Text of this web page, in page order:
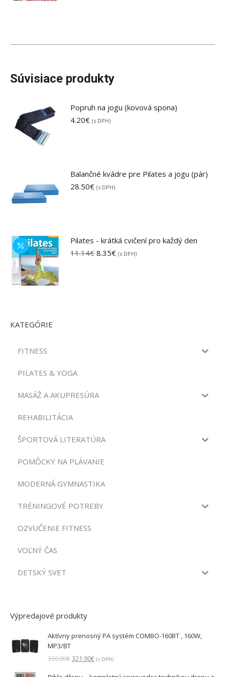
Súvisiace produkty
Popruh na jogu (kovová spona)
4.20€ (s DPH)
Balančné kvádre pre Pilates a jogu (pár)
28.50€ (s DPH)
Pilates - krátká cvičení pro každý den
11.14€ Pôvodná
8.35€Aktuálna
(s DPH)
KATEGÓRIE
FITNESS
PILATES & YOGA
MASÁŽ A AKUPRESÚRA
REHABILITÁCIA
ŠPORTOVÁ LITERATÚRA
POMÔCKY NA PLÁVANIE
MODERNÁ GYMNASTIKA
TRÉNINGOVÉ POTREBY
OZVUČENIE FITNESS
VOĽNÝ ČAS
DETSKÝ SVET
Výpredajové produkty
Aktívny prenosný PA systém COMBO-160BT , 160W,
MP3/BT
330.00€Pôvodná
321.90€Aktuálna
(s DPH)